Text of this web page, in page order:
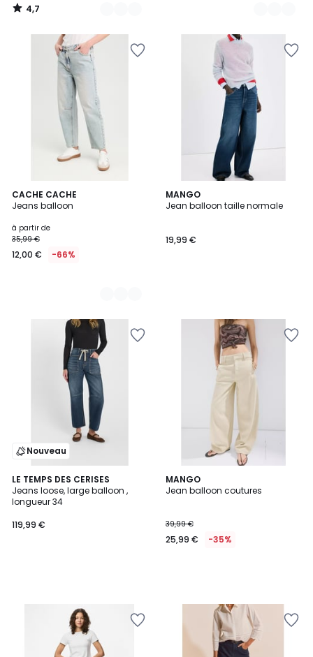
4,7
/
CACHE CACHE
Jeans balloon
à partir de
35,99 €
12,00 € -66%
2
Couleurs
MANGO
Jean balloon taille normale
19,99 €
Nouveau
LE TEMPS DES CERISES
Jeans loose, large balloon ,
longueur 34
119,99 €
MANGO
Jean balloon coutures
39,99 €
25,99 € -35%